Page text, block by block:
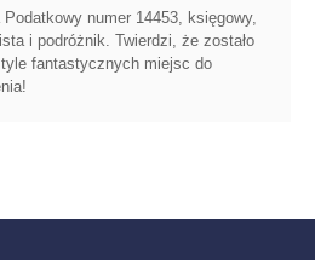
Podatkowy numer 14453, księgowy,
i podróżnik. Twierdzi, że zostało
fantastycznych miejsc do